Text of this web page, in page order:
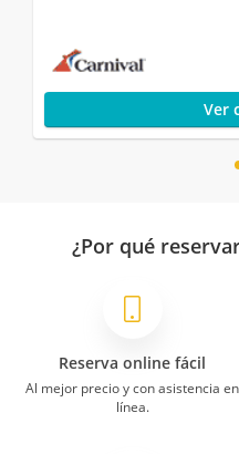
Ver
¿Por qué
Reserva online fácil
Al mejor precio y con asistencia en
línea.